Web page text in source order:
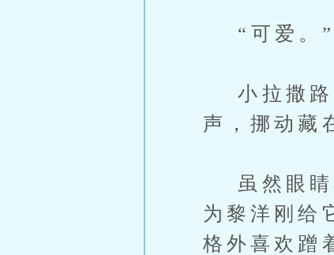
“可爱。”
小拉撒路
声，挪动藏
虽然眼睛
为黎洋刚给
格外喜欢蹭